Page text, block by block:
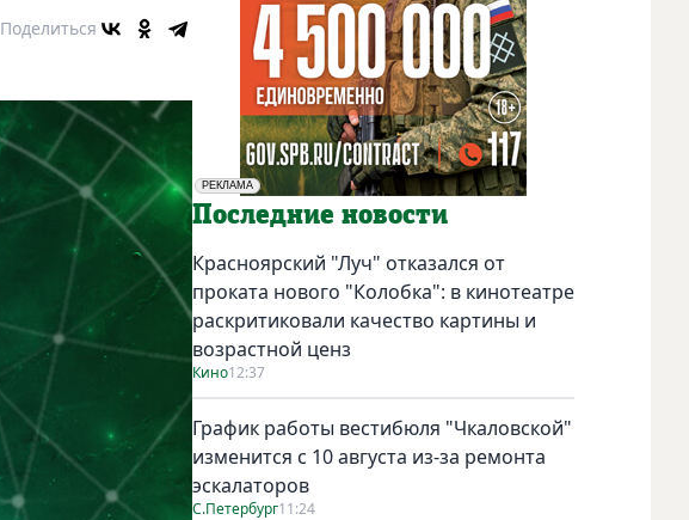
Поделиться
РЕКЛАМА
Социальная реклама
Последние новости
Красноярский "Луч" отказался от
проката нового "Колобка": в кинотеатре
раскритиковали качество картины и
возрастной ценз
Кино12:37
График работы вестибюля "Чкаловской"
изменится с 10 августа из-за ремонта
эскалаторов
С.Петербург11:24